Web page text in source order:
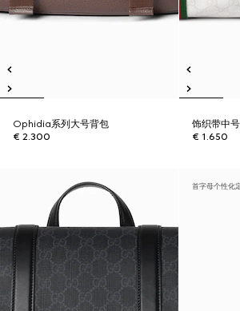
Ophidia系列大号背包
€ 2.300
饰织带中
€ 1.650
首字母个性化